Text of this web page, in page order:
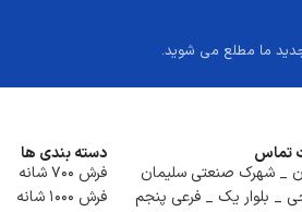
ما مطلع می شوید.
تماس
_ شهرک صنعتی سلیمان
_ بلوار یک _ فرعی پنجم
دسته بندی ها
فرش 700 شانه
فرش 1000 شانه